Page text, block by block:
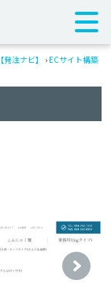
注ナビ】 › ECサイト構築